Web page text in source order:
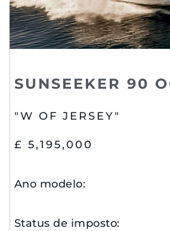
SUNSEEKER 90
"W OF JERSEY"
£ 5,195,000
Ano modelo:
Status de imposto: